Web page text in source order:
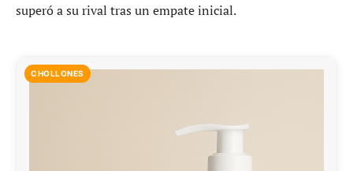
superó a su rival tras un empate inicial.
CHOLLONES